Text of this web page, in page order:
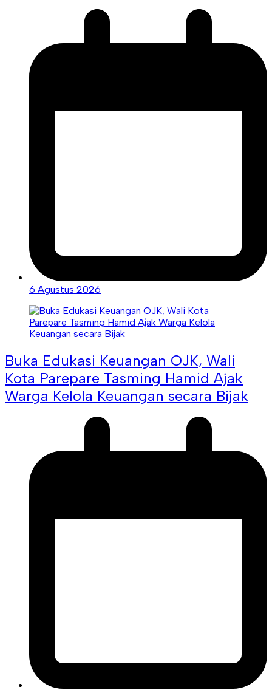
6 Agustus 2026
Buka Edukasi Keuangan OJK, Wali
Kota Parepare Tasming Hamid Ajak
Warga Kelola Keuangan secara Bijak